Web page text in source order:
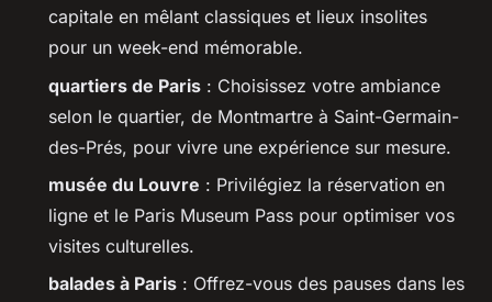
Claude•26/03/2026 14:21•10 min de lecture
capitale en mêlant classiques et lieux insolites
pour un week-end mémorable.
quartiers de Paris : Choisissez votre ambiance
selon le quartier, de Montmartre à Saint-Germain-
des-Prés, pour vivre une expérience sur mesure.
musée du Louvre : Privilégiez la réservation en
ligne et le Paris Museum Pass pour optimiser vos
visites culturelles.
balades à Paris : Offrez-vous des pauses dans les